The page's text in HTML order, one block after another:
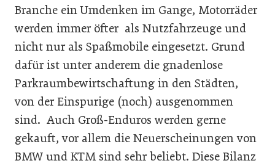
Branche ein Umdenken im Gange, Motorräder
werden immer öfter als Nutzfahrzeuge und
nicht nur als Spaßmobile eingesetzt. Grund
dafür ist unter anderem die gnadenlose
Parkraumbewirtschaftung in den Städten,
von der Einspurige (noch) ausgenommen
sind. Auch Groß-Enduros werden gerne
gekauft, vor allem die Neuerscheinungen von
BMW und KTM sind sehr beliebt. Diese Bilanz